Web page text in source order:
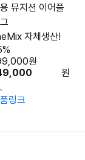
뮤지션 이어플
자체생산!
원
원
링크